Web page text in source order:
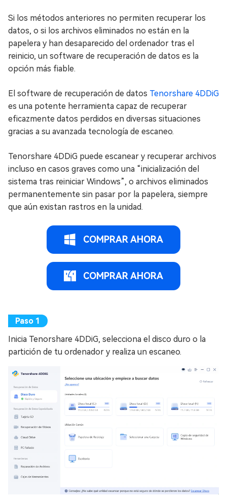
Si los métodos anteriores no permiten recuperar los
datos, o si los archivos eliminados no están en la
papelera y han desaparecido del ordenador tras el
reinicio, un software de recuperación de datos es la
opción más fiable.
El software de recuperación de datos Tenorshare 4DDiG
es una potente herramienta capaz de recuperar
eficazmente datos perdidos en diversas situaciones
gracias a su avanzada tecnología de escaneo.
Tenorshare 4DDiG puede escanear y recuperar archivos
incluso en casos graves como una “inicialización del
sistema tras reiniciar Windows”, o archivos eliminados
permanentemente sin pasar por la papelera, siempre
que aún existan rastros en la unidad.
COMPRAR AHORA
COMPRAR AHORA
Inicia Tenorshare 4DDiG, selecciona el disco duro o la
partición de tu ordenador y realiza un escaneo.